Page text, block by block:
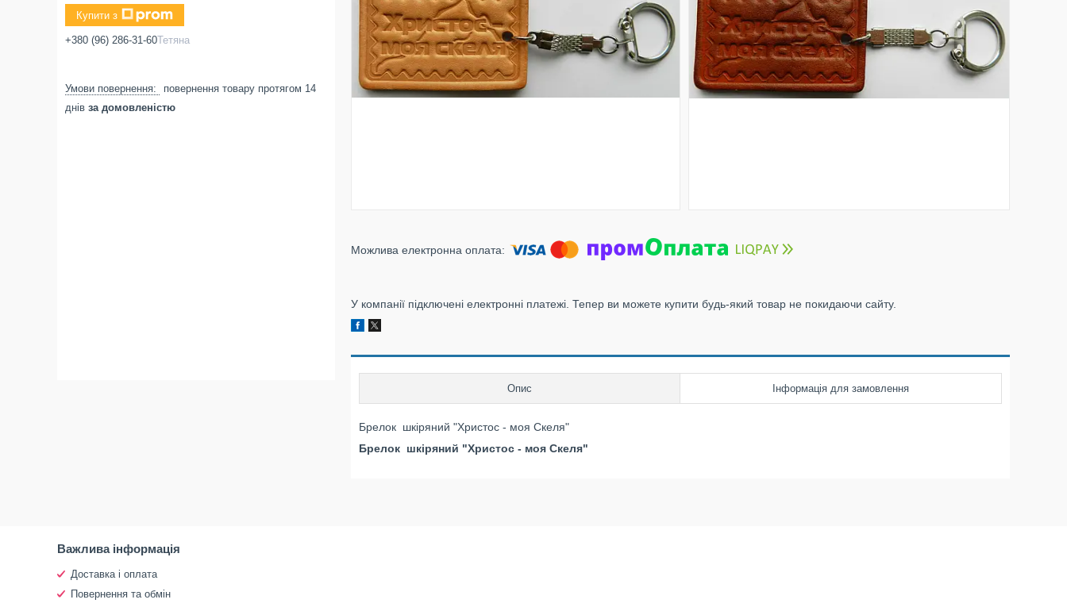
У компанії підключені електронні платежі. Тепер ви можете купити будь-який товар не покидаючи сайту.
Опис Інформація для замовлення
Брелок шкіряний "Христос - моя Скеля"
Брелок шкіряний "Христос - моя Скеля"
Купити з
+380 (96) 286-31-60Тетяна
повернення товару протягом 14
днів за домовленістю
Важлива інформація
Доставка і оплата
Повернення та обмін